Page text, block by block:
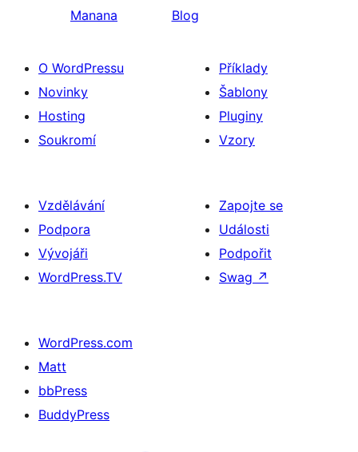
Manana
Blog
O WordPressu
Novinky
Hosting
Soukromí
Příklady
Šablony
Pluginy
Vzory
Vzdělávání
Podpora
Vývojáři
WordPress.TV
Zapojte se
Události
Podpořit
Swag ↗
WordPress.com
Matt
bbPress
BuddyPress